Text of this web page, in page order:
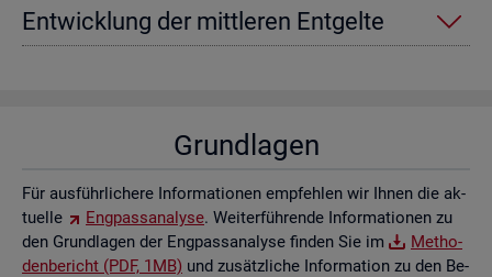
Ent­wick­lung der mitt­le­ren Ent­gel­te
Grund­la­gen
Für aus­führ­li­che­re In­for­ma­tio­nen emp­feh­len wir Ihnen die ak­
tu­el­le
Eng­pass­ana­ly­se. Wei­ter­füh­ren­de In­for­ma­tio­nen zu
den Grund­la­gen der Eng­pass­ana­ly­se fin­den Sie im
Me­tho­
den­be­richt (PDF, 1MB) und zu­sätz­li­che In­for­ma­ti­on zu den Be­